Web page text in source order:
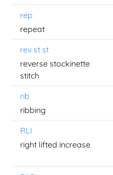
rep
repeat
rev st st
reverse stockinette
stitch
rib
ribbing
RLI
right lifted increase